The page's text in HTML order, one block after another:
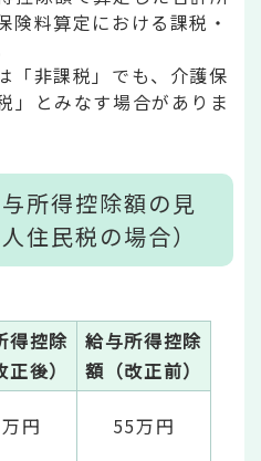
険料算定における課税・
「非課税」でも、介護保
」とみなす場合がありま
所得控除額の見
住民税の場合）
得控除
後）
給与所得控除
額（改正前）
円 55万円